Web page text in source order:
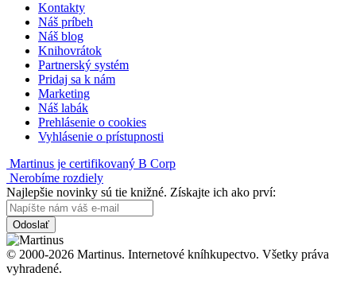
Kontakty
Náš príbeh
Náš blog
Knihovrátok
Partnerský systém
Pridaj sa k nám
Marketing
Náš labák
Prehlásenie o cookies
Vyhlásenie o prístupnosti
Martinus je certifikovaný B Corp
Nerobíme rozdiely
Najlepšie novinky sú tie knižné. Získajte ich ako prví:
Odoslať
© 2000-2026 Martinus. Internetové kníhkupectvo. Všetky práva
vyhradené.